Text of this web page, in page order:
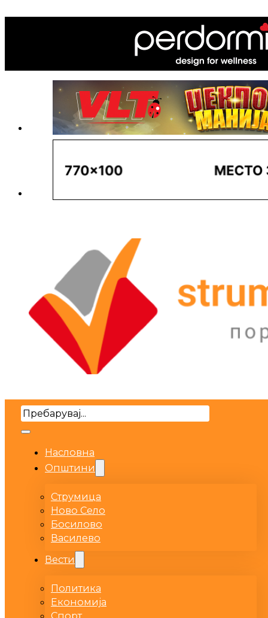
Search
Насловна
Општини
Струмица
Ново Село
Босилово
Василево
Вести
Политика
Економија
Спорт